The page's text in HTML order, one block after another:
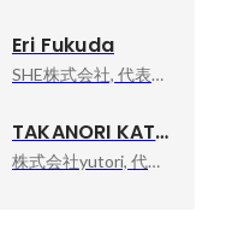
Eri Fukuda
SHE株式会社, 代表取締役/CEO/CCO
TAKANORI KATAISHI
株式会社yutori, 代表取締役社長